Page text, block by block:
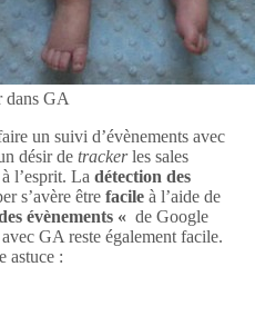
dans GA
un suivi d’évènements avec
désir de trackerles sales
l’esprit. La détection des
s’avère être facile à l’aide de
évènements « de Google
GA reste également facile.
astuce :